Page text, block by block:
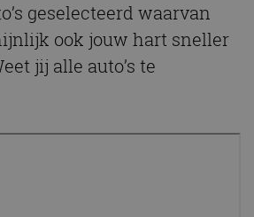
geselecteerd waarvan
ook jouw hart sneller
jij alle auto’s te